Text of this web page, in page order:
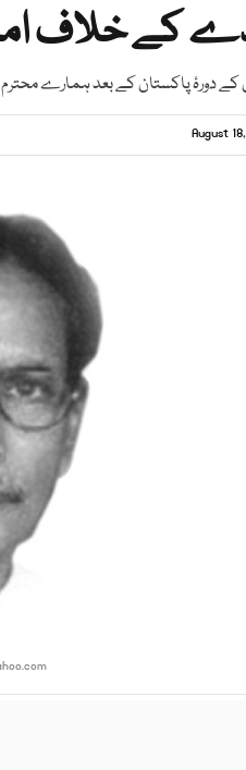
کے خلاف
کے دورۂ پاکستان کے بعد ہمارے محترم
August